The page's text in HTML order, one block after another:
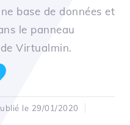
base de données et
le panneau
Virtualmin.
le 29/01/2020